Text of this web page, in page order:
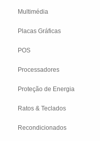
Multimédia
Placas Gráficas
POS
Processadores
Proteção de Energia
Ratos & Teclados
Recondicionados